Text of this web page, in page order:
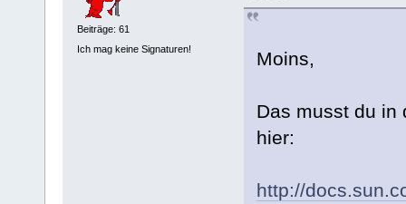
Beiträge: 61
Ich mag keine Signaturen!
Moins,
Das musst du in
hier:
http://